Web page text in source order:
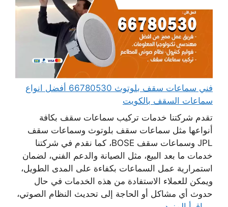
فني سماعات سقف بلوتوث 66780530 أفضل انواع
سماعات السقف بالكويت
تقدم شركتنا خدمات تركيب سماعات سقف بكافة
أنواعها مثل سماعات سقف بلوتوث وسماعات سقف
JPL وسماعات سقف BOSE، كما نقدم في شركتنا
خدمات ما بعد البيع، مثل الصيانة والدعم الفني، لضمان
استمرارية عمل السماعات بكفاءة على المدى الطويل،
ويمكن للعملاء الاستفادة من هذه الخدمات في حال
حدوث أي مشاكل أو الحاجة إلى تحديث النظام الصوتي،